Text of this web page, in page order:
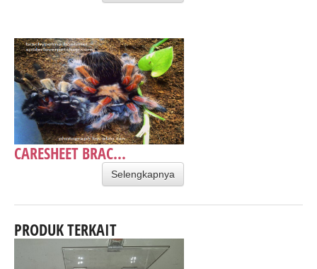
CARESHEET BRAC...
Selengkapnya
PRODUK TERKAIT